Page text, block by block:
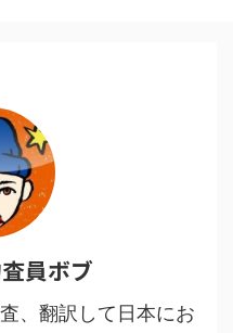
員ボブ
、翻訳して日本にお